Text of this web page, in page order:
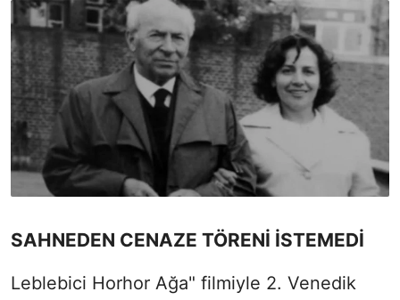
SAHNEDEN CENAZE TÖRENİ İSTEMEDİ
Leblebici Horhor Ağa" filmiyle 2. Venedik